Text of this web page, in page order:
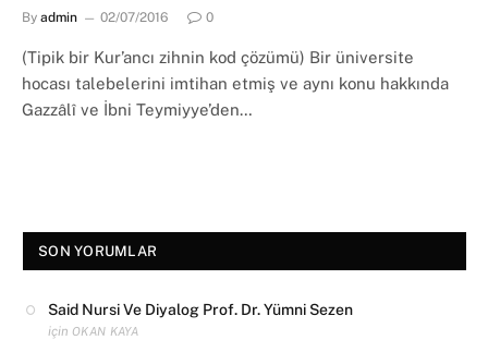
By admin 02/07/2016 0
(Tipik bir Kur’ancı zihnin kod çözümü) Bir üniversite
hocası talebelerini imtihan etmiş ve aynı konu hakkında
Gazzâlî ve İbni Teymiyye’den…
SON YORUMLAR
Said Nursi Ve Diyalog Prof. Dr. Yümni Sezen
için OKAN KAYA